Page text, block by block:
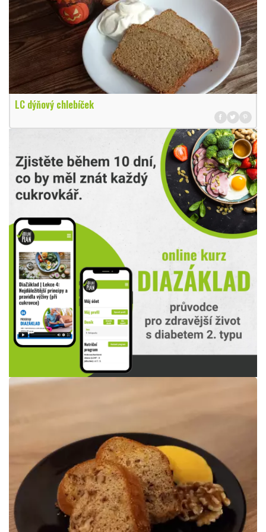
LC dýňový chlebíček